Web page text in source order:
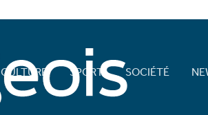
CULTURE SPORT SOCIÉTÉ